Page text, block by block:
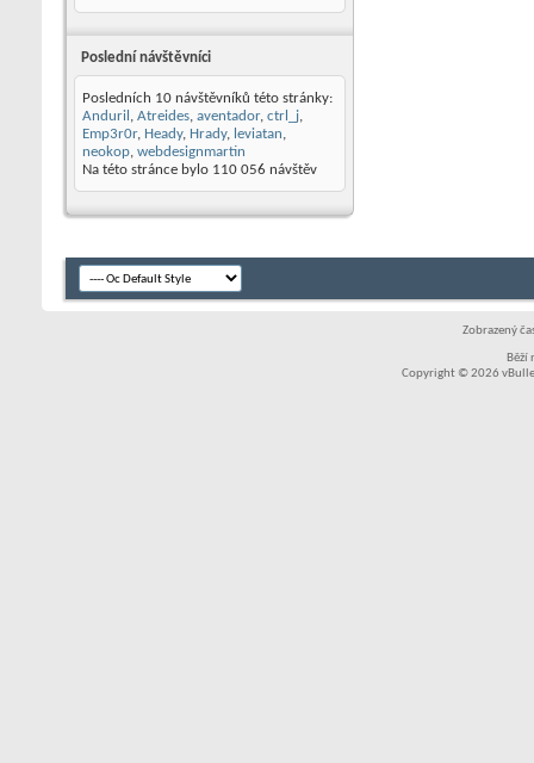
Poslední návštěvníci
Posledních 10 návštěvníků této stránky:
Anduril , Atreides, aventador, ctrl_j,
Emp3r0r, Heady, Hrady, leviatan,
neokop, webdesignmartin
Na této stránce bylo 110 056 návštěv
Zobrazený
Běží
Copyright © 2026